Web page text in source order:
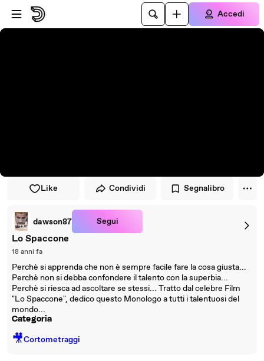
Vai al lettore
Passa al contenuto principale
Accedi
Like Condividi Segnalibro
dawson87 Segui
Lo Spaccone
18 anni fa
Perchè si apprenda che non è sempre facile fare la cosa giusta...
Perchè non si debba confondere il talento con la superbia...
Perchè si riesca ad ascoltare se stessi... Tratto dal celebre Film
"Lo Spaccone", dedico questo Monologo a tutti i talentuosi del
mondo...
Categoria
🎥Cortometraggi